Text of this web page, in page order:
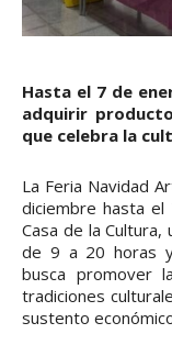
Hasta el 7 de
adquirir
que celebra la
La Feria Navidad
diciembre hasta
Casa de la
de 9 a 20 horas
busca promover
tradiciones
sustento